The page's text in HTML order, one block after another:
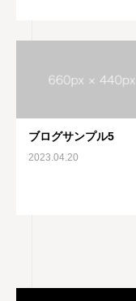
ブログサンプル5
2023.04.20